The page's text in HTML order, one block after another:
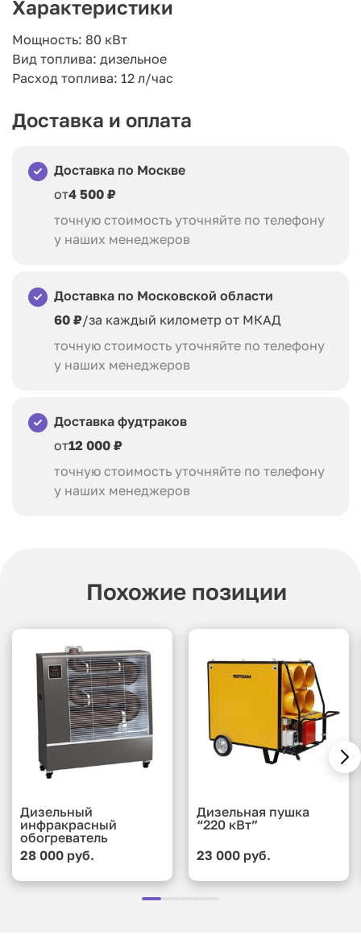
Характеристики
Мощность: 80 кВт
Вид топлива: дизельное
Расход топлива: 12 л/час
Доставка и оплата
Доставка по Москве
от4 500 ₽
точную стоимость уточняйте по телефону
у наших менеджеров
Доставка по Московской области
60 ₽/за каждый километр от МКАД
точную стоимость уточняйте по телефону
у наших менеджеров
Доставка фудтраков
от12 000 ₽
точную стоимость уточняйте по телефону
у наших менеджеров
Похожие позиции
Дизельный
инфракрасный
обогреватель
28 000 руб.
Дизельная пушка
“220 кВт”
23 000 руб.